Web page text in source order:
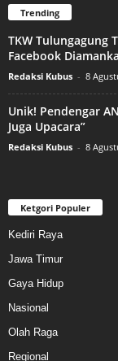
Trending
TKW Tulungagung
Facebook
Redaksi Kubus - 8
Unik! Pendengar
Juga Upacara”
Redaksi Kubus - 8
Ketgori Populer
Kediri Raya
Jawa Timur
Gaya Hidup
Nasional
Olah Raga
Regional